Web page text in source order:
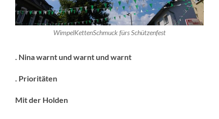
WimpelKettenSchmuck fürs Schützenfest
. Nina warnt und warnt und warnt
. Prioritäten
Mit der Holden